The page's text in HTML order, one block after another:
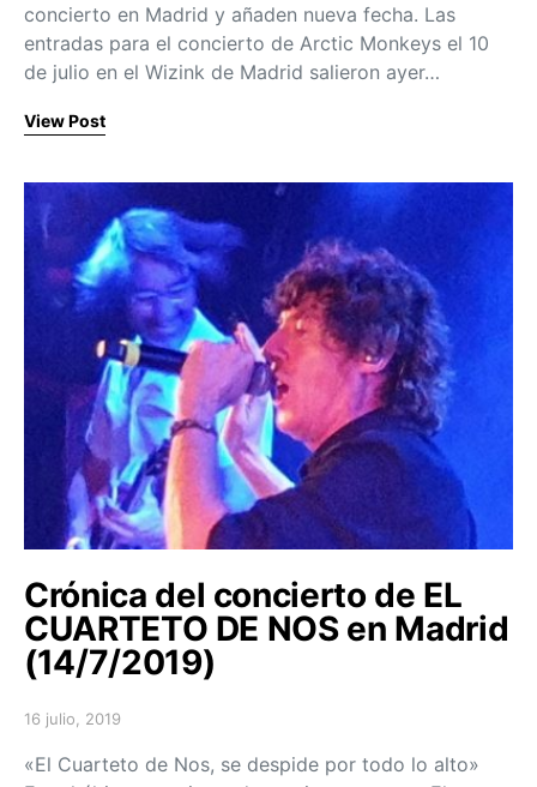
concierto en Madrid y añaden nueva fecha. Las
entradas para el concierto de Arctic Monkeys el 10
de julio en el Wizink de Madrid salieron ayer…
View Post
Crónica del concierto de EL
CUARTETO DE NOS en Madrid
(14/7/2019)
Posted on
16 julio, 2019
«El Cuarteto de Nos, se despide por todo lo alto»